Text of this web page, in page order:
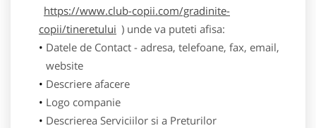
https://www.club-copii.com/gradinite-
copii/tineretului ) unde va puteti afisa:
Datele de Contact - adresa, telefoane, fax, email,
website
Descriere afacere
Logo companie
Descrierea Serviciilor si a Preturilor